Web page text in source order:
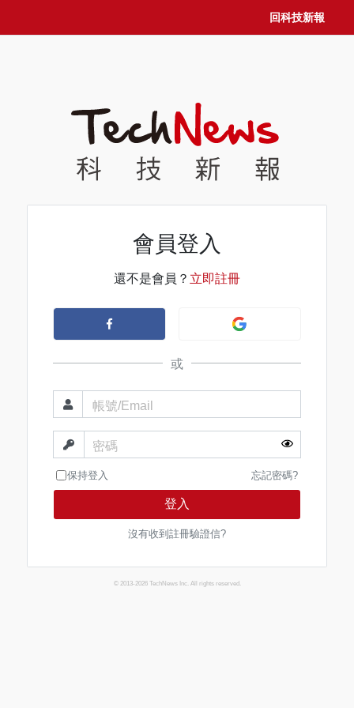
回科技新報
會員登入
還不是會員？ 立即註冊
或
帳號/Email
密碼
保持登入 忘記密碼?
登入
沒有收到註冊驗證信?
© 2013-2026 TechNews Inc. All rights reserved.